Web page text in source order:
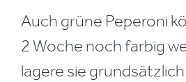
Auch grüne Peperoni
2 Woche noch farbig
lagere sie